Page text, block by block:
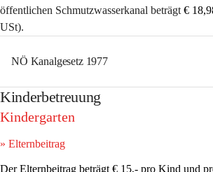
öffentlichen Schmutzwasserkanal beträgt €
USt).
NÖ Kanalgesetz 1977
Kinderbetreuung
Kindergarten
» Elternbeitrag
Der Elternbeitrag beträgt € 15,- pro Kind und